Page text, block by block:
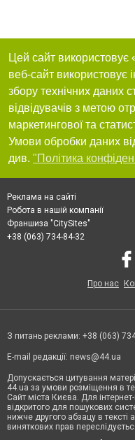
Цей сайт
веб-сайт використовує
збору технічних даних
відвідувачів з метою
маркетингової та
Умови обробки даних
див. "Політика
Реклама на сайті
Робота в нашій компанії
Франшиза "CitySites"
+38 (063) 734-84-32
Про нас
З питань реклами: +38 (063)
E-mail редакції: news@44.ua
Допускається цитування
44.ua за умови розміщення в
Сайт міста Києва. Для
відкритого для пошукових
нижче другого абзацу в
виняткових прав